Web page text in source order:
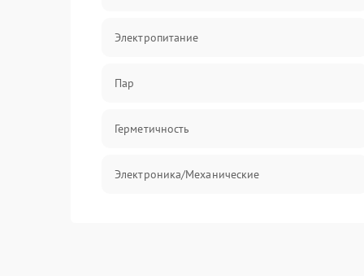
Электропитание
Пар
Герметичность
Электроника/Механические